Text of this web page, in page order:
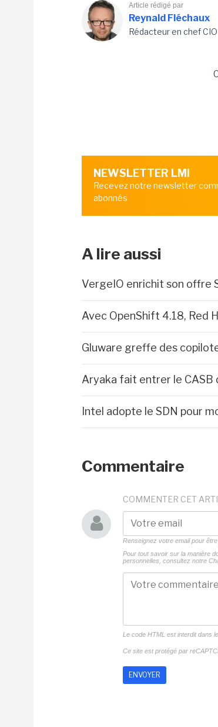
Article rédigé par
Reynald Fléchaux
Rédacteur en chef CIO
NEWSLETTER LMI
Recevez notre newsletter
abonnés
A lire aussi
VergeIO enrichit son offre
Avec OpenShift 4.18, Red
Gluware greffe des
Aryaka fait entrer le CASB
Intel adopte le SDN pour
Commentaire
COMMENTER CET
Renseignez votre email pour
Pour tout savoir sur la manière
personnelles, consultez notre
Le code HTML est interdit dans
Ce site est protégé par